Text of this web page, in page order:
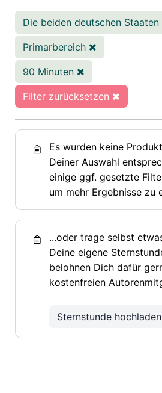
Die beiden deutschen Staaten
Primarbereich
90 Minuten
Filter zurücksetzen
Es wurden keine
Deiner Auswahl
einige ggf. gesetzte
um mehr Ergebnisse zu
...oder trage selbst
Deine eigene
belohnen Dich dafür
kostenfreien
Sternstunde hochladen